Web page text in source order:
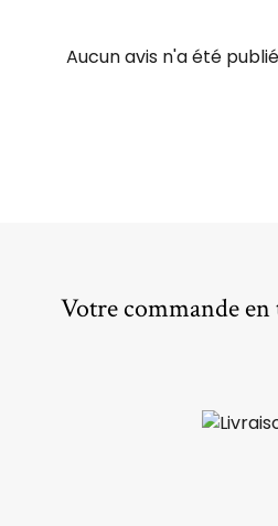
Aucun avis n'a été
Votre commande